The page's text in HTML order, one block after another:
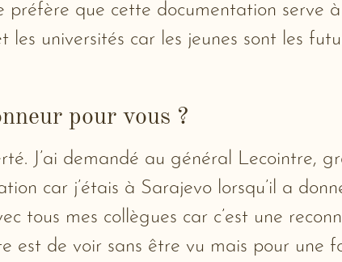
préfère que cette documentation serve
les universités car les jeunes sont les
pour vous ?
J’ai demandé au général Lecointre,
car j’étais à Sarajevo lorsqu’il a
tous mes collègues car c’est une
de voir sans être vu mais pour une